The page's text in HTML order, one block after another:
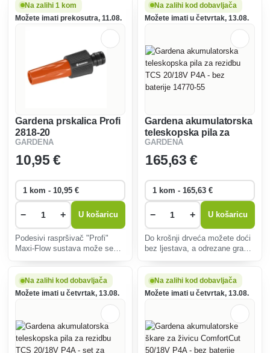
Na zalihi 1 kom
Možete imati prekosutra, 11.08.
Gardena prskalica Profi
2818-20
GARDENA
10,95 €
− + U košaricu
Podesivi raspršivač "Profi"
Maxi-Flow sustava može se
jakom intenzivnom mlazu ili
finoj maglici za osjetljive biljke.
Na zalihi kod dobavljača
Možete imati u četvrtak, 13.08.
Gardena akumulatorska
teleskopska pila za
rezidbu TCS 20/18V P4A
- bez baterije 14770-55
GARDENA
165,63 €
− + U košaricu
Do krošnji drveća možete doći
bez ljestava, a odrezane grane
Na zalihi kod dobavljača
Možete imati u četvrtak, 13.08.
Na zalihi kod dobavljača
Možete imati u četvrtak, 13.08.